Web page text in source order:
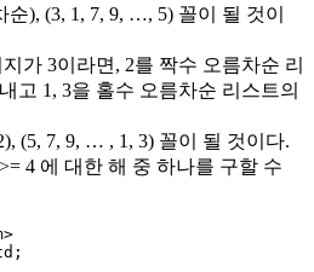
순), (3, 1, 7, 9, …, 5) 꼴이 될 것이
가 3이라면, 2를 짝수 오름차순 리
고 1, 3을 홀수 오름차순 리스트의
(5, 7, 9, … , 1, 3) 꼴이 될 것이다.
4 에 대한 해 중 하나를 구할 수
>